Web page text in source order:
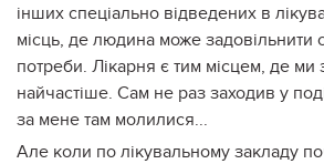
інших спеціально відведених в
місць, де людина може задовільнити
потреби. Лікарня є тим місцем, де ми
найчастіше. Сам не раз заходив у
за мене там молилися...
Але коли по лікувальному закладу